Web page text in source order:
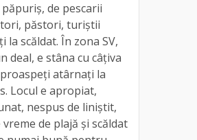
de pescarii
păstori, turiștii
la scăldat. În zona SV,
deal, e stâna cu câțiva
atârnați la
Locul e apropiat,
nespus de liniștit,
vreme de plajă și scăldat